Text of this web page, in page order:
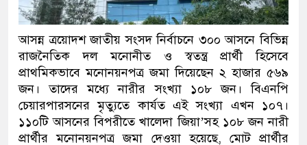
আসন্ন ত্রয়োদশ জাতীয় সংসদ নির্বাচনে ৩০০ আসনে বিভিন্ন
রাজনৈতিক দল মনোনীত ও স্বতন্ত্র প্রার্থী হিসেবে
প্রাথমিকভাবে মনোনয়নপত্র জমা দিয়েছেন ২ হাজার ৫৬৯
জন। তাদের মধ্যে নারীর সংখ্যা ১০৮ জন। বিএনপি
চেয়ারপারসনের মৃত্যুতে কার্যত এই সংখ্যা এখন ১০৭।
১১০টি আসনের বিপরীতে খালেদা জিয়া’সহ ১০৮ জন নারী
প্রার্থীর মনোনয়নপত্র জমা দেওয়া হয়েছে, মোট প্রার্থীর